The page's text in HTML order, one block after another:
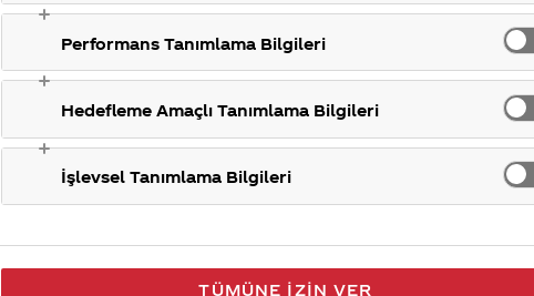
Performans Tanımlama Bilgileri
Hedefleme Amaçlı Tanımlama Bilgileri
İşlevsel Tanımlama Bilgileri
TÜMÜNE İZIN VER